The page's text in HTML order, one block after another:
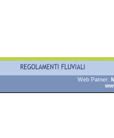
Web Patner: